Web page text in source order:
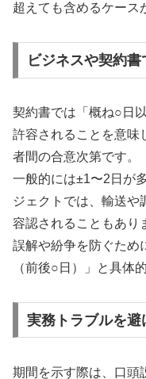
超えても含めるケース
ビジネスや契約
契約書では「概ね○日
許容されることを意味
者間の合意次第です。
一般的には±1〜2日が
ジェクトでは、輸送や
容認されることもあり
誤解や紛争を防ぐため
（前後○日）」と具体
実務トラブルを
期間を示す際は、口頭